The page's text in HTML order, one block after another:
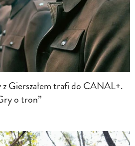
Gierszałem trafi do CANAL+.
o tron”